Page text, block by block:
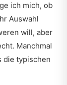
ich mich, ob
Auswahl
will, aber
Manchmal
die typischen